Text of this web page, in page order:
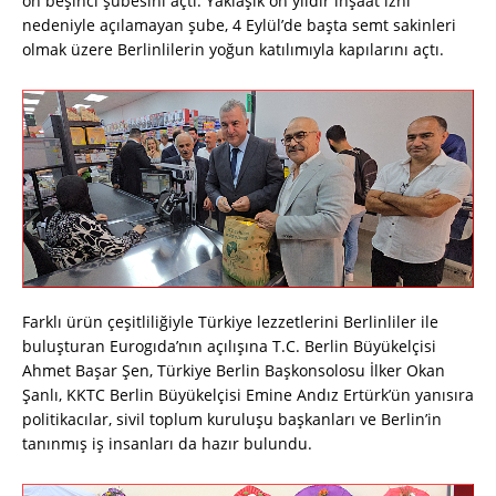
nedeniyle açılamayan şube, 4 Eylül’de başta semt sakinleri
olmak üzere Berlinlilerin yoğun katılımıyla kapılarını açtı.
Farklı ürün çeşitliliğiyle Türkiye lezzetlerini Berlinliler ile
buluşturan Eurogıda’nın açılışına T.C. Berlin Büyükelçisi
Ahmet Başar Şen, Türkiye Berlin Başkonsolosu İlker Okan
Şanlı, KKTC Berlin Büyükelçisi Emine Andız Ertürk’ün yanısıra
politikacılar, sivil toplum kuruluşu başkanları ve Berlin’in
tanınmış iş insanları da hazır bulundu.